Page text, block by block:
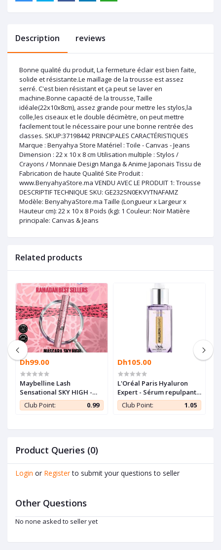
Description reviews
Bonne qualité du produit, La fermeture éclair est bien faite,
solide et résistante.Le maillage de la trousse est assez
serré. C'est bien résistant et ça peut se laver en
machine.Bonne capacité de la trousse, Taille
idéale(22x10x8cm), assez grande pour mettre les stylos,la
colle,les ciseaux et le double décimètre, on peut mettre
facilement tout le nécessaire pour une bonne rentrée des
classes. SKUP:37198442 PRINCIPALES CARACTÉRISTIQUES
Marque : Benyahya Store Matériel : Toile - Canvas - Jeans
Dimension : 22 x 10 x 8 cm Utilisation multiple : Stylos /
Crayons / Monnaie Design Manga & Anime Japonais Tissu de
Fabrication de haute Qualité Site Produit :
www.BenyahyaStore.ma VENDU AVEC LE PRODUIT 1: Trousse
DESCRIPTIF TECHNIQUE SKU: GE232SN0EKVYTNAFAMZ
Modèle: BenyahyaStore.ma Taille (Longueur x Largeur x
Hauteur cm): 22 x 10 x 8 Poids (kg): 1 Couleur: Noir Matière
principale: Canvas & Jeans
Related products
Dh99.00
Maybelline Lash
Sensational SKY HIGH -
Mascara longueur illimité
et volume intense
Club Point: 0.99
Dh105.00
L'Oréal Paris Hyaluron
Expert - Sérum repulpant
à l'acide hyaluronique -
30ml
Club Point: 1.05
Product Queries (0)
Login or Register to submit your questions to seller
Other Questions
No none asked to seller yet